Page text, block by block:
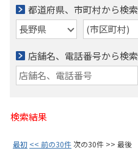
都道府県、市町村から検索
店舗名、電話番号から検索
検索結果
最初 << 前の30件次の30件 >> 最後